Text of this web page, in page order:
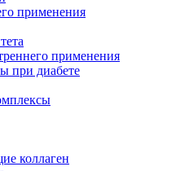
применения
применения
при диабете
коллаген